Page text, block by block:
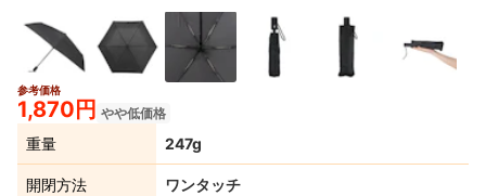
参考価格
1,870円 やや低価格
重量 247g
開閉方法 ワンタッチ